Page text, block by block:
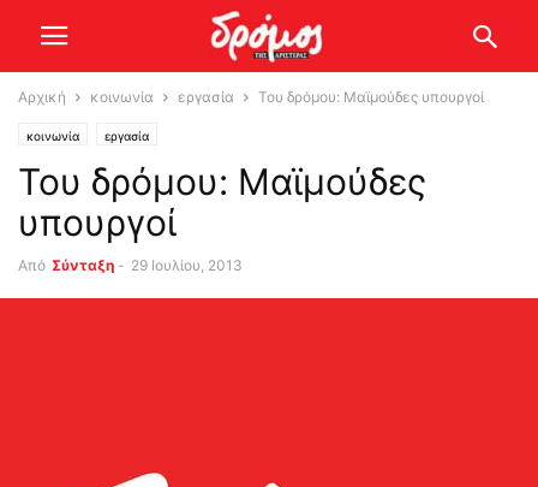
Αρχική κοινωνία εργασία Του δρόμου: Μαϊμούδες υπουργοί
κοινωνία εργασία
Του δρόμου: Μαϊμούδες
υπουργοί
Από Σύνταξη - 29 Ιουλίου, 2013